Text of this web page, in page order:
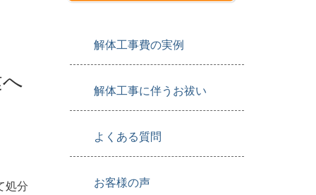
処分
解体工事費の実例
解体工事に伴うお祓い
よくある質問
お客様の声